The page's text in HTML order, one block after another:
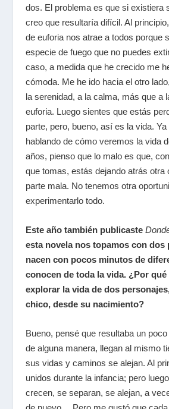
dos. El problema es que si existiera
creo que resultaría difícil. Al
de euforia nos atrae a todos porque
especie de fuego que no puedes
caso, a medida que he crecido me
cómoda. Me he ido hacia el otro
la serenidad, a la calma, más que a
euforia. Luego sientes que estás
parte, pero, bueno, así es la vida.
hablando de cómo veremos la vida
años, pienso que lo malo es que,
que tomas, estás dejando atrás otra
parte mala. No tenemos otra
experimentarlo todo.
Este año también publicaste
esta novela nos topamos con dos
nacen con pocos minutos de
conocen de toda la vida. ¿Por
explorar la vida de dos
chico, desde su nacimiento?
Bueno, pensé que resultaba un
de alguna manera, llegan al mismo
sus vidas y caminos se alejan. Al
unidos durante la infancia; pero
crecen, se separan, se alejan, a